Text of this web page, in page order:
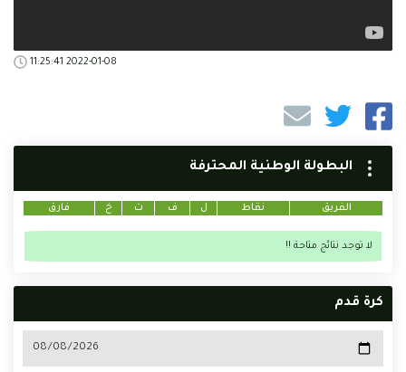
2022-01-08 11:25:41
البطولة الوطنية المحترفة
الفريق نقاط ل ف ت خ فارق
لا توجد نتائج متاحة !!
كرة قدم